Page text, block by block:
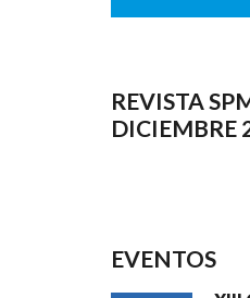
REVISTA
DICIEMBRE
EVENTOS